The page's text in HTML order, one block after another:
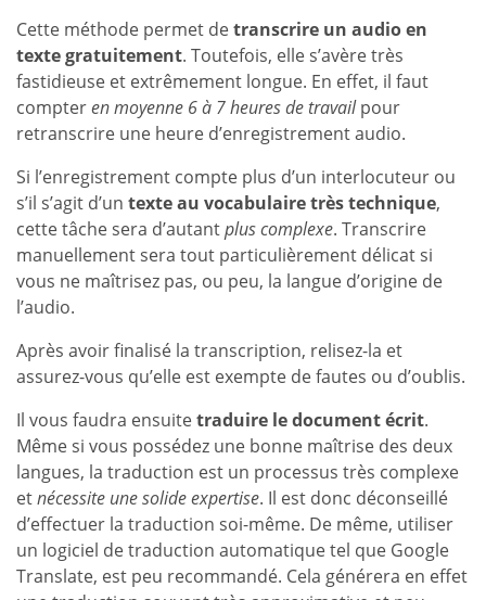
Cette méthode permet detranscrire un audio en
texte gratuitement. Toutefois, elle s’avère très
fastidieuse et extrêmement longue. En effet, il faut
compteren moyenne 6 à 7 heures de travailpour
retranscrire une heure d’enregistrement audio.
Si l’enregistrement compte plus d’un interlocuteur ou
s’il s’agit d’un texte au vocabulaire très technique,
cette tâche sera d’autantplus complexe. Transcrire
manuellement sera tout particulièrement délicat si
vous ne maîtrisez pas, ou peu, la langue d’origine de
l’audio.
Après avoir finalisé la transcription, relisez-la et
assurez-vous qu’elle est exempte de fautes ou d’oublis.
Il vous faudra ensuitetraduire le document écrit.
Même si vous possédez une bonne maîtrise des deux
langues, la traduction est un processus très complexe
etnécessite une solide expertise. Il est donc déconseillé
d’effectuer la traduction soi-même. De même, utiliser
un logiciel de traduction automatique tel que Google
Translate, est peu recommandé. Cela générera en effet